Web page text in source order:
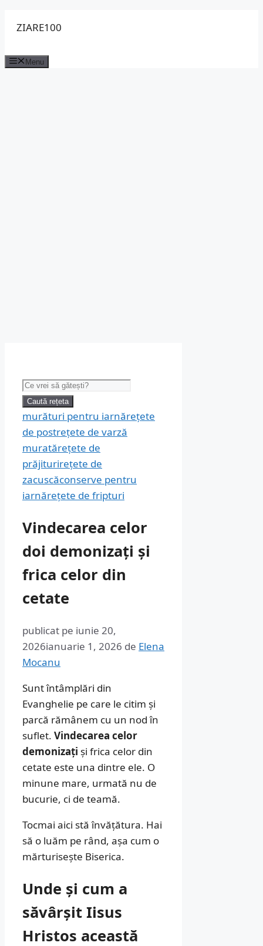
ZIARE100
Menu
Caută:
Caută rețeta
murături pentru iarnărețete
de postrețete de varză
muratărețete de
prăjiturirețete de
zacuscăconserve pentru
iarnărețete de fripturi
Vindecarea celor
doi demonizați și
frica celor din
cetate
publicat pe iunie 20,
2026ianuarie 1, 2026 de Elena
Mocanu
Sunt întâmplări din
Evanghelie pe care le citim și
parcă rămânem cu un nod în
suflet. Vindecarea celor
demonizați și frica celor din
cetate este una dintre ele. O
minune mare, urmată nu de
bucurie, ci de teamă.
Tocmai aici stă învățătura. Hai
să o luăm pe rând, așa cum o
mărturisește Biserica.
Unde și cum a
săvârșit Iisus
Hristos această